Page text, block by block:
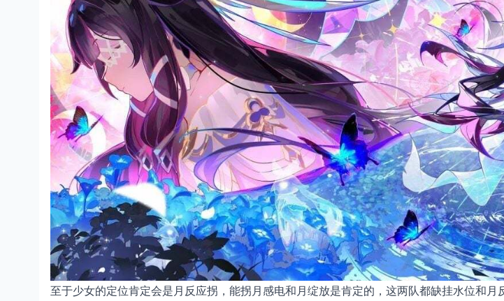
至于少女的定位肯定会是月反应拐，能拐月感电和月绽放是肯定的，这两队都缺挂水位和